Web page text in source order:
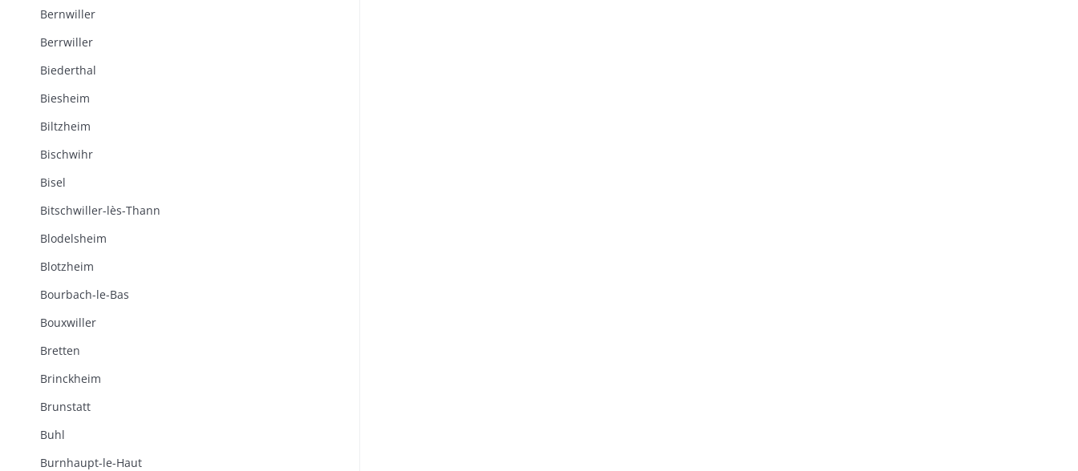
Bernwiller
Berrwiller
Biederthal
Biesheim
Biltzheim
Bischwihr
Bisel
Bitschwiller-lès-Thann
Blodelsheim
Blotzheim
Bourbach-le-Bas
Bouxwiller
Bretten
Brinckheim
Brunstatt
Buhl
Burnhaupt-le-Haut